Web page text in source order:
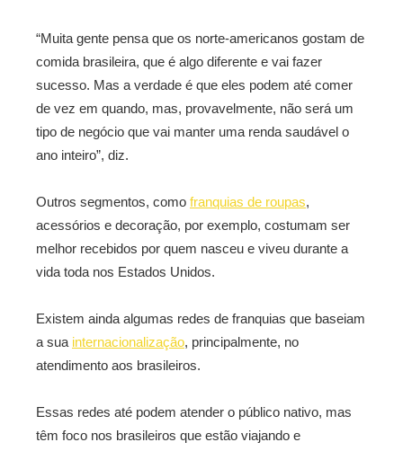
“Muita gente pensa que os norte-americanos gostam de
comida brasileira, que é algo diferente e vai fazer
sucesso. Mas a verdade é que eles podem até comer
de vez em quando, mas, provavelmente, não será um
tipo de negócio que vai manter uma renda saudável o
ano inteiro”, diz.
Outros segmentos, como franquias de roupas,
acessórios e decoração, por exemplo, costumam ser
melhor recebidos por quem nasceu e viveu durante a
vida toda nos Estados Unidos.
Existem ainda algumas redes de franquias que baseiam
a sua internacionalização, principalmente, no
atendimento aos brasileiros.
Essas redes até podem atender o público nativo, mas
têm foco nos brasileiros que estão viajando e